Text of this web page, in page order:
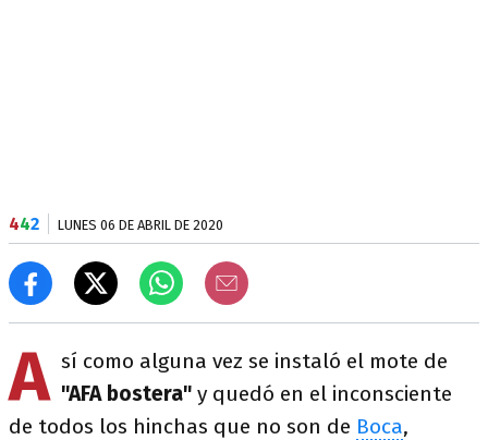
442 LUNES 06 DE ABRIL DE 2020
A sí como alguna vez se instaló el mote de
"AFA bostera" y quedó en el inconsciente
de todos los hinchas que no son de Boca,